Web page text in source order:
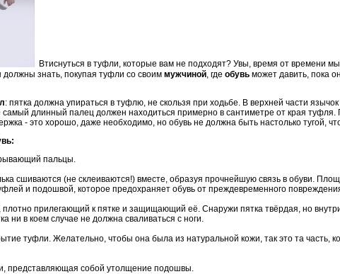
Втиснуться в туфли, которые вам не подходят? Увы, время от времени
знать, покупая туфли со своим мужчиной , где обувь может давить, пока
: пятка должна упираться в туфлю, не скользя при ходьбе. В верхней части язычок
самый длинный палец должен находиться примерно в сантиметре от края
- это хорошо, даже необходимо, но обувь не должна быть настолько тугой,
пальцы.
сшиваются (не склеиваются!) вместе, образуя прочнейшую связь в обуви.
и подошвой, которое предохраняет обувь от преждевременного
прилегающий к пятке и защищающий её. Снаружи пятка твёрдая, но
ни в коем случае не должна сваливаться с ноги.
туфли. Желательно, чтобы она была из натуральной кожи, так это та часть,
представляющая собой утолщение подошвы.